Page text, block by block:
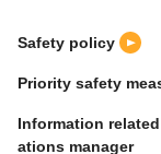
Safety policy
Priority safety
Information
ations manager